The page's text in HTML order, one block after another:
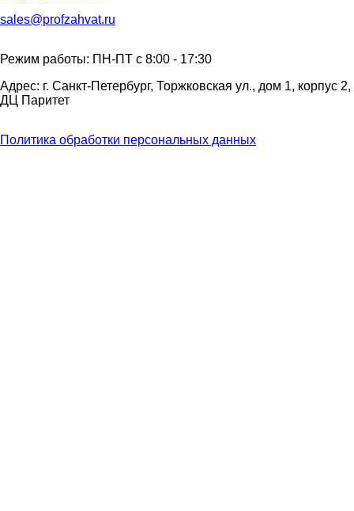
sales@profzahvat.ru
Режим работы: ПН-ПТ с 8:00 - 17:30
Адрес: г. Санкт-Петербург, Торжковская ул., дом 1, корпус 2,
ДЦ Паритет
Политика обработки персональных данных